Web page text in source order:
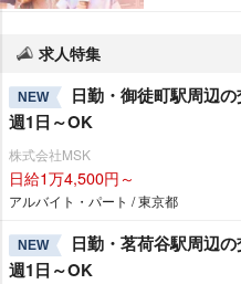
求人特集
NEW
日勤・御徒町駅周辺
週1日～OK
株式会社MSK
日給1万4,500円～
アルバイト・パート / 東京都
NEW
日勤・茗荷谷駅周辺
週1日～OK